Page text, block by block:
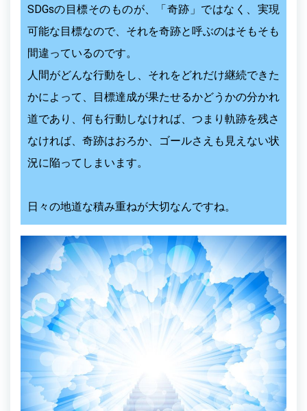
SDGsの目標そのものが、「奇跡」ではなく、実現
可能な目標なので、それを奇跡と呼ぶのはそもそも
間違っているのです。
人間がどんな行動をし、それをどれだけ継続できた
かによって、目標達成が果たせるかどうかの分かれ
道であり、何も行動しなければ、つまり軌跡を残さ
なければ、奇跡はおろか、ゴールさえも見えない状
況に陥ってしまいます。
日々の地道な積み重ねが大切なんですね。